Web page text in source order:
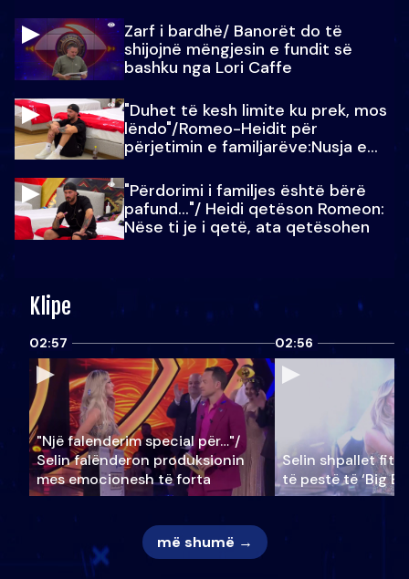
Zarf i bardhë/ Banorët do të
shijojnë mëngjesin e fundit së
bashku nga Lori Caffe
"Duhet të kesh limite ku prek, mos
lëndo"/Romeo-Heidit për
përjetimin e familjarëve:Nusja e
"Përdorimi i familjes është bërë
pafund…"/ Heidi qetëson Romeon:
Nëse ti je i qetë, ata qetësohen
Klipe
02:57
"Një falenderim special për…"/
Selin falënderon produksionin
mes emocionesh të forta
02:56
Selin shpallet
të pestë të ‘Big
më shumë →